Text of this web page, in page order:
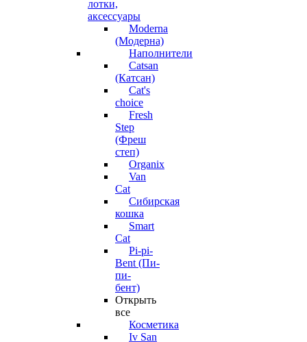
лотки,
аксессуары
Moderna
(Модерна)
Наполнители
Catsan
(Катсан)
Cat's
choice
Fresh
Step
(Фреш
степ)
Organix
Van
Cat
Сибирская
кошка
Smart
Cat
Pi-pi-
Bent (Пи-
пи-
бент)
Открыть
все
Косметика
Iv San